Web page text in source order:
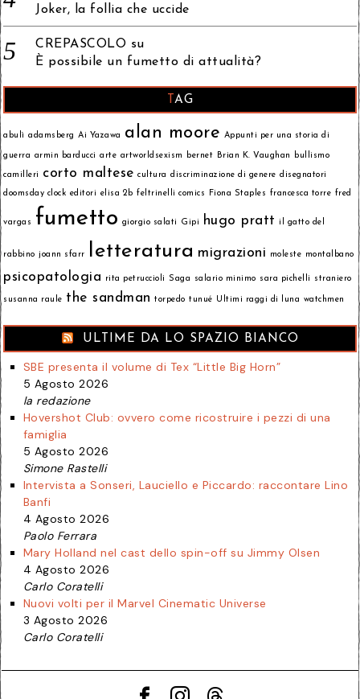
Joker, la follia che uccide
CREPASCOLO su
È possibile un fumetto di attualità?
TAG
abulì adamsberg Ai Yazawa alan moore Appunti per una storia di
guerra armin barducci arte artworldsexism bernet Brian K. Vaughan bullismo
camilleri corto maltese cultura discriminazione di genere disegnatori
doomsday clock editori elisa 2b feltrinelli comics Fiona Staples francesca torre fred
vargas fumetto giorgio salati Gipi hugo pratt il gatto del
rabbino joann sfarr letteratura migrazioni moleste montalbano
psicopatologia rita petruccioli Saga salario minimo sara pichelli straniero
susanna raule the sandman torpedo tunué Ultimi raggi di luna watchmen
ULTIME DA LO SPAZIO BIANCO
SBE presenta il volume di Tex “Little Big Horn”
5 Agosto 2026
la redazione
Hovershot Club: ovvero come ricostruire i pezzi di una
famiglia
5 Agosto 2026
Simone Rastelli
Intervista a Sonseri, Lauciello e Piccardo: raccontare Lino
Banfi
4 Agosto 2026
Paolo Ferrara
Mary Holland nel cast dello spin-off su Jimmy Olsen
4 Agosto 2026
Carlo Coratelli
Nuovi volti per il Marvel Cinematic Universe
3 Agosto 2026
Carlo Coratelli